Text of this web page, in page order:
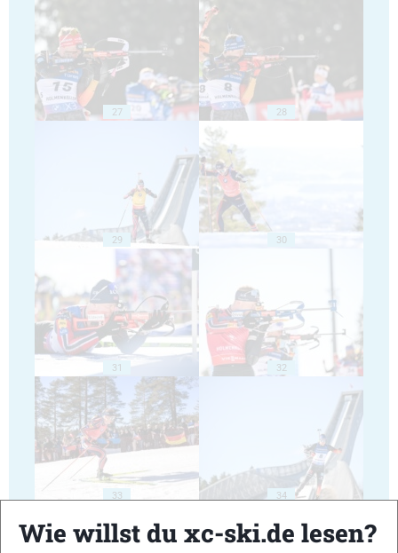
27 28
29 30
31 32
33 34
Wie willst du xc-ski.de lesen?